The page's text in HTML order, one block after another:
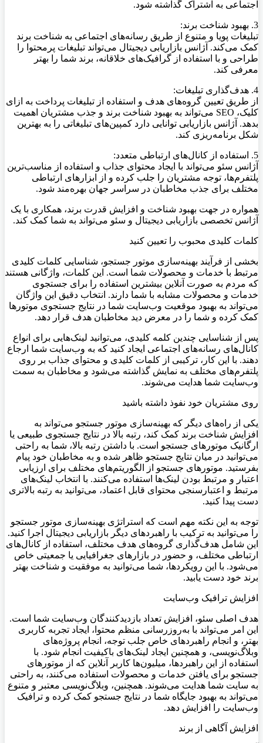
اجتماعی به اشتراک گذاشته شود.
3. بهبود شناخت برند:
تبلیغات پویا و متنوع از طریق رسانه‌های اجتماعی به شناخت برند
کمک می‌کند. آژانس بازاریابی دیجیتال می‌تواند تبلیغات پرمحتوا را
طراحی و با استفاده از گرافیک‌های خلاقانه، برند شما را بهتر
معرفی کند.
4. هدف‌گذاری تبلیغات:
از طریق تعیین گروه‌های هدف و استفاده از تبلیغات پرداخت به ازای
کلیک، SEO می‌تواند به بهبود شناخت برند و جذب مشتریان اهمیت
بدهد. آژانس بازاریابی توانایی دارد کمپین‌های تبلیغاتی را به بهترین
شکل برنامه‌ریزی کند.
5. استفاده از کانال‌های ارتباطی متعدد:
آژانس سئو می‌تواند با ایجاد محتوای جذاب و استفاده از مناسب‌ترین
پلتفرم‌ها، توجه مشتریان را جلب کرده و از ابزارهای ارتباطی
مختلف برای جذب مخاطبان در سراسر جهان بهره‌مند شود.
همواره در جهت بهبود شناخت و افزایش قدرت برند، همکاری با یک
آژانس تخصصی بازاریابی دیجیتال و سئو می‌تواند به شما کمک کند.
کلمات کلیدی محبوب را تعیین کنید
بخشی از فرآیند بهینه‌سازی موتور جستجو، شناسایی کلمات کلیدی
مرتبط با خدمات و محصولات شما است. این کلمات، واژگانی هستند
که مردم به صورت آنلاین بیشترین استفاده را برای جستجوی
خدمات و محصولات مشابه با شما دارند. انتخاب دقیق این واژگان
می‌تواند به بهبود موقعیت وب‌سایت شما در نتایج جستجوی موتورها
کمک کرده و شما را در معرض دید مخاطبان هدف قرار دهد.
پس از شناسایی چندین کلمه کلیدی، می‌توانید لینک‌هایی برای انواع
کانال‌های رسانه‌های اجتماعی ایجاد کنید که به وب‌سایت شما ارجاع
دهند. با این کار، ترکیبی از کلمات کلیدی و محتوای جذاب بر روی
پلتفرم‌های مختلف به نمایش گذاشته می‌شود و مخاطبان به سمت
وب‌سایت شما هدایت می‌شوند.
روی مشتریان خود نفوذ داشته باشید
یکی از راه‌های دیگر که بهینه‌سازی موتور جستجو می‌تواند به
افزایش شناخت برند کمک کند، رتبه بالا در نتایج جستجوی طبیعی یا
ارگانیک موتورهای جستجو است. با داشتن رتبه بالا، شما به راحتی
می‌توانید در میان نتایج جستجو ظاهر شده و به مخاطبان خود پیام
بفرستید. موتورهای جستجو از الگوریتم‌های مختلف برای ارزیابی
اعتبار و مرتبط بودن لینک‌ها استفاده می‌کنند. با انتخاب لینک‌های
مرتبط و اعتبارسنجی محتوای قابل اعتماد، می‌توانید به رتبه بالاتری
دست پیدا کنید.
توجه به این نکته مهم است که استراتژی بهینه‌سازی موتور جستجو
را می‌توانید به ترکیب با راهبردهای دیگر بازاریابی دیجیتال اجرا کنید.
این شامل هدف‌گذاری گروه‌های هدف مختلف، استفاده از کانال‌های
ارتباطی مختلف، و حضور در بازارهای جغرافیایی یا جمعیتی خاص
می‌شود. با این رویکردها، شما می‌توانید به موفقیت و شناخت بهتر
برند خود دست یابید.
افزایش ترافیک وب‌سایت
هدف اصلی سئو، افزایش تعداد بازدیدکنندگان وب‌سایت شما است.
این امر می‌تواند با به‌روزرسانی منظم محتوا، ایجاد تجربه کاربری
بهتر، و انجام راهبردهای خاص جلب توجه، انجام پروژه‌های
وبلاگ‌نویسی، و همچنین ایجاد لینک‌های باکیفیت انجام شود. با
استفاده از این راهبردها، میلیون‌ها کاربر آنلاین که از موتورهای
جستجو برای یافتن خدمات و محصولات استفاده می‌کنند، به راحتی
به سایت شما هدایت می‌شوند. همچنین، وبلاگ‌نویسی معتبر و متنوع
می‌تواند به بهبود جایگاه شما در نتایج جستجو کمک کرده و ترافیک
وب‌سایت را افزایش دهد.
افزایش آگاهی از برند